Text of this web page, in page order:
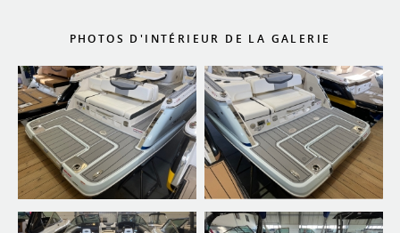
PHOTOS D'INTÉRIEUR DE LA GALERIE